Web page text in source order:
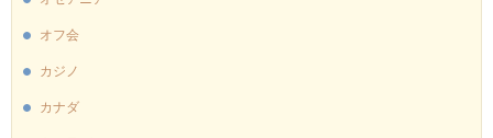
オフ会
カジノ
カナダ